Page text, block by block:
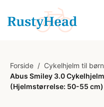
Forside / Cykelhjelm til børn
Abus Smiley 3.0
(Hjelmstørrelse: 50-55 cm)